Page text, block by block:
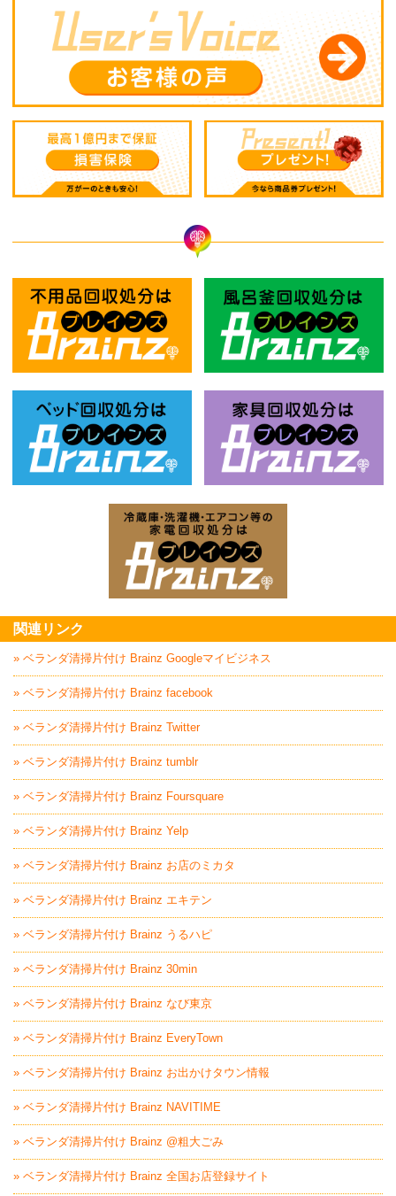
関連リンク
» ベランダ清掃片付け Brainz Googleマイビジネス
» ベランダ清掃片付け Brainz facebook
» ベランダ清掃片付け Brainz Twitter
» ベランダ清掃片付け Brainz tumblr
» ベランダ清掃片付け Brainz Foursquare
» ベランダ清掃片付け Brainz Yelp
» ベランダ清掃片付け Brainz お店のミカタ
» ベランダ清掃片付け Brainz エキテン
» ベランダ清掃片付け Brainz うるハピ
» ベランダ清掃片付け Brainz 30min
» ベランダ清掃片付け Brainz なび東京
» ベランダ清掃片付け Brainz EveryTown
» ベランダ清掃片付け Brainz お出かけタウン情報
» ベランダ清掃片付け Brainz NAVITIME
» ベランダ清掃片付け Brainz @粗大ごみ
» ベランダ清掃片付け Brainz 全国お店登録サイト